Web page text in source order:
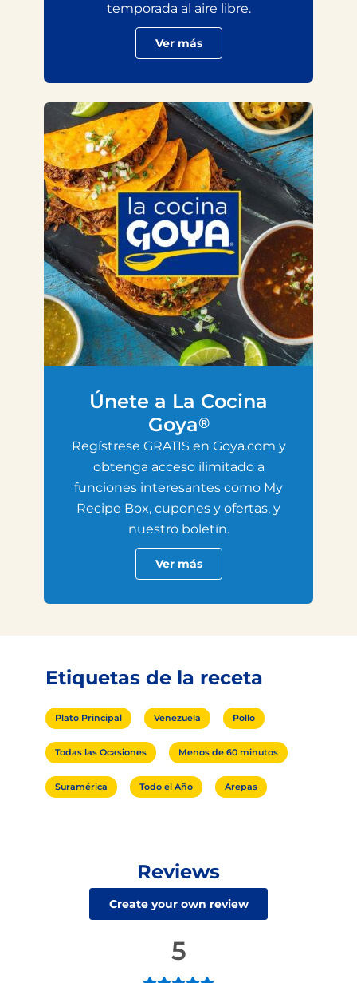
temporada al aire libre.
Ver más
Únete a La Cocina
Goya®
Regístrese GRATIS en Goya.com y
obtenga acceso ilimitado a
funciones interesantes como My
Recipe Box, cupones y ofertas, y
nuestro boletín.
Ver más
Etiquetas de la receta
Plato Principal Venezuela Pollo
Todas las Ocasiones Menos de 60 minutos
Suramérica Todo el Año Arepas
Reviews
Create your own review
5